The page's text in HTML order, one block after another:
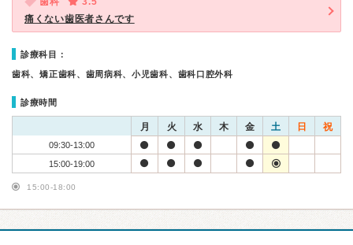
痛くない歯医者さんです
診療科目：
歯科、矯正歯科、歯周病科、小児歯科、歯科口腔外科
診療時間
月 火 水 木 金 土 日 祝
09:30-13:00
15:00-19:00
15:00-18:00